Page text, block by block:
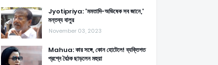
Jyotipriya: 'মমতাদি-অভিষেক সব জানে,'
মন্তব্য বালুর
November 03, 2023
Mahua: কার সঙ্গে, কোন হোটেলে! ব্যক্তিগত
প্রশ্নে বৈঠক ছাড়লেন মহুয়া